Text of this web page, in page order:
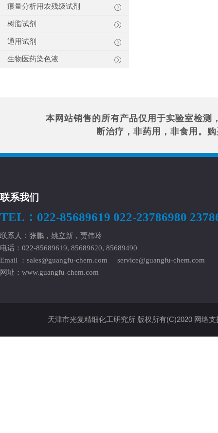
痕量分析用农残级试剂
树脂试剂
通用试剂
生物医药染色液
本网站销售的所有产品仅用于实验室检测
断治疗，非药用，非食用。
联系我们
TEL：022-85689619 022-23786980
联系人：张鹏，姚立新，贾伟玲
电话：022-85689619, 85689620, 85689490
Email ： sales@guangfu-chem.com
service@guangfu-chem.com
网址： www.guangfu-chem.com
天津市光复精细化工研究所版权所有(C)2020 网络支